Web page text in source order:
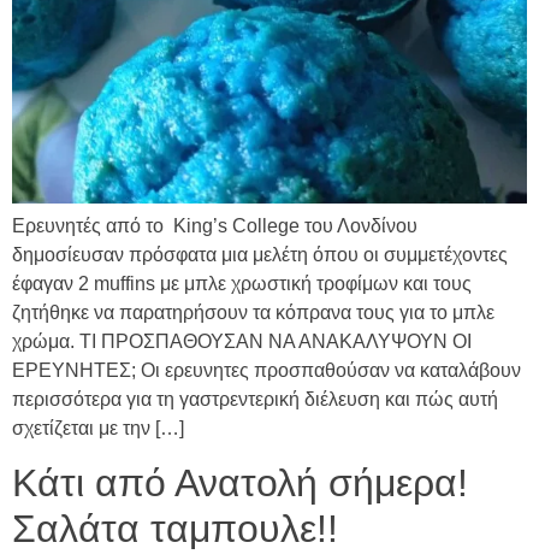
Ερευνητές από το King’s College του Λονδίνου
δημοσίευσαν πρόσφατα μια μελέτη όπου οι συμμετέχοντες
έφαγαν 2 muffins με μπλε χρωστική τροφίμων και τους
ζητήθηκε να παρατηρήσουν τα κόπρανα τους για το μπλε
χρώμα. ΤΙ ΠΡΟΣΠΑΘΟΥΣΑΝ ΝΑ ΑΝΑΚΑΛΥΨΟΥΝ ΟΙ
ΕΡΕΥΝΗΤΕΣ; Οι ερευνητες προσπαθούσαν να καταλάβουν
περισσότερα για τη γαστρεντερική διέλευση και πώς αυτή
σχετίζεται με την […]
Κάτι από Ανατολή σήμερα!
Σαλάτα ταμπουλε!!